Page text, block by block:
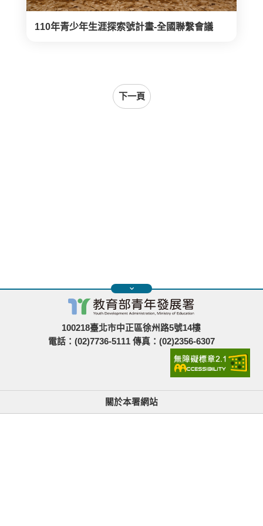
110年青少年生涯探索號計畫-全國聯繫會議
下一頁
100218臺北市中正區徐州路5號14樓
電話：(02)7736-5111 傳真：(02)2356-6307
關於本署網站